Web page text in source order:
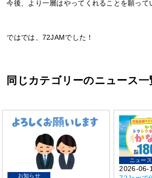
今後、より一層はやってくれることを願って
ではでは、72JAMでした！
同じカテゴリーのニュース一
お知らせ
ニュース
2026-06-